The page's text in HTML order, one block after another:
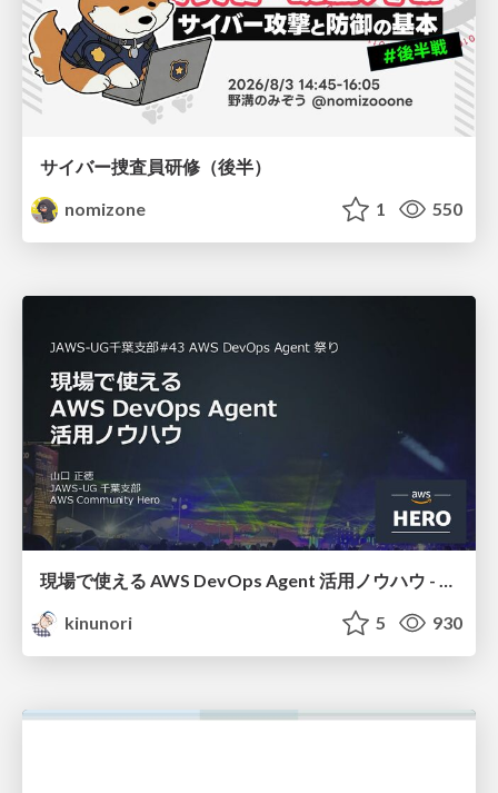
サイバー捜査員研修（後半）
nomizone
1 550
現場で使える AWS DevOps Agent 活用ノウハウ - Release Management 機能の検証結果を添えて / AWS DevOps Agent Release Management and Know-How
kinunori
5 930